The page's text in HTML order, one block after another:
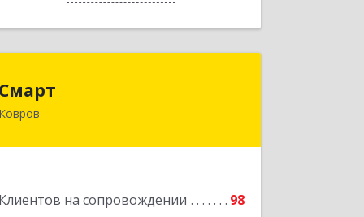
Смарт
Ковров
Клиентов на сопровождении 98
601900, Владимирская обл, Ковров г,